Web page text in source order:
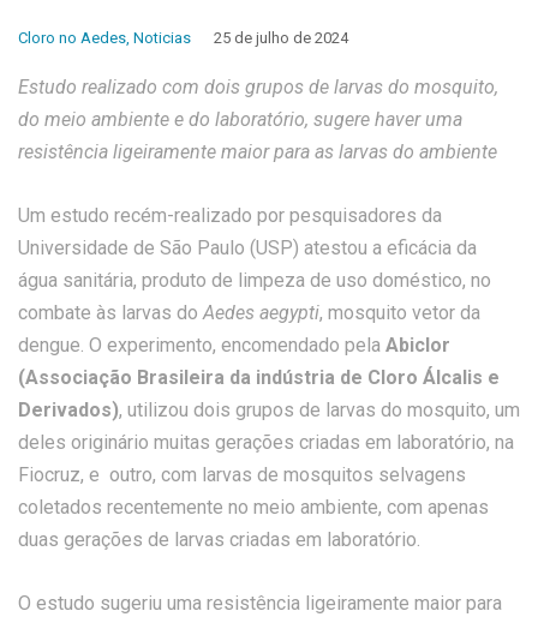
Cloro no Aedes, Noticias 25 de julho de 2024
Estudo realizado com dois grupos de larvas do mosquito,
do meio ambiente e do laboratório, sugere haver uma
resistência ligeiramente maior para as larvas do ambiente
Um estudo recém-realizado por pesquisadores da
Universidade de São Paulo (USP) atestou a eficácia da
água sanitária, produto de limpeza de uso doméstico, no
combate às larvas doAedes aegypti, mosquito vetor da
dengue. O experimento, encomendado pela Abiclor
(Associação Brasileira da indústria de Cloro Álcalis e
Derivados), utilizou dois grupos de larvas do mosquito, um
deles originário muitas gerações criadas em laboratório, na
Fiocruz, e outro, com larvas de mosquitos selvagens
coletados recentemente no meio ambiente, com apenas
duas gerações de larvas criadas em laboratório.
O estudo sugeriu uma resistência ligeiramente maior para